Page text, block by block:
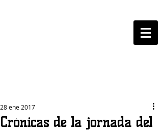
Crónicas de la jornada del
28 ene 2017